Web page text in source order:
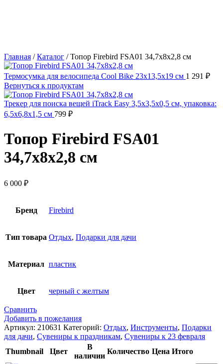
Главная /Каталог /Топор Firebird FSA01 34,7х8х2,8 см
Термосумка для велосипеда Cool Bike 23х13,5х19 см 1 291 ₽
Вернуться к продуктам
Трекер для поиска вещей iTrack Easy 3,5x3,5x0,5 см, упаковка:
6,5x6,8x1,5 см 799 ₽
Топор Firebird FSA01
34,7х8х2,8 см
6 000 ₽
Бренд Firebird
Тип товара Отдых, Подарки для дачи
Материал пластик
Цвет черный с желтым
Сравнить
Добавить в пожелания
Артикул: 210631 Категорий: Отдых, Инструменты, Подарки
для дачи, Сувениры к праздникам, Сувениры к 23 февраля
Thumbnail
Цвет
В
наличии
Количество Цена Итого